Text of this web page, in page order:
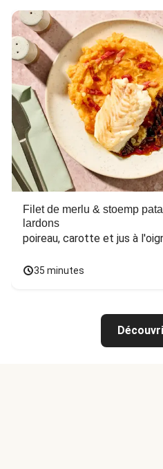
Filet de merlu & stoemp
lardons
poireau, carotte et jus à
35 minutes